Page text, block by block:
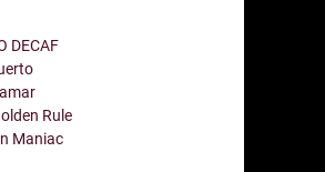
DECAF
Rule
Maniac